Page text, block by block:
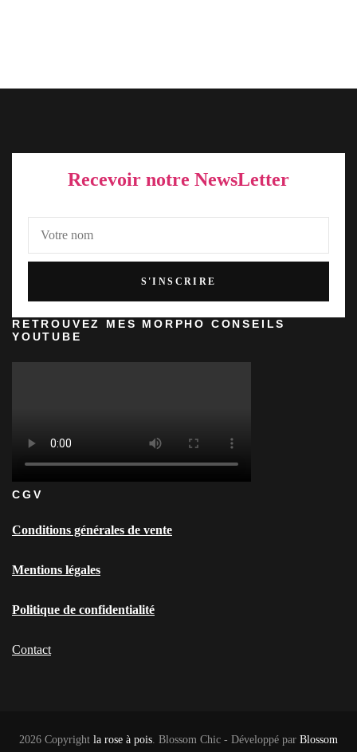
Recevoir notre NewsLetter
RETROUVEZ MES MORPHO CONSEILS
YOUTUBE
CGV
Conditions générales de vente
Mentions légales
Politique de confidentialité
Contact
2026 Copyright la rose à pois Blossom Chic - Développé par Blossom